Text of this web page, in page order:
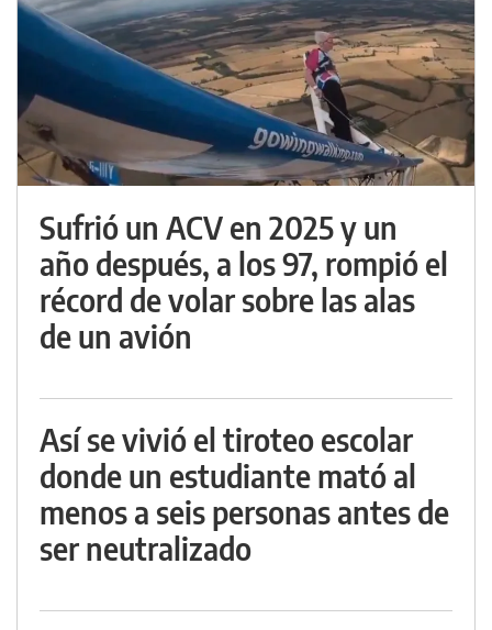
Sufrió un ACV en 2025 y un
año después, a los 97, rompió el
récord de volar sobre las alas
de un avión
Así se vivió el tiroteo escolar
donde un estudiante mató al
menos a seis personas antes de
ser neutralizado